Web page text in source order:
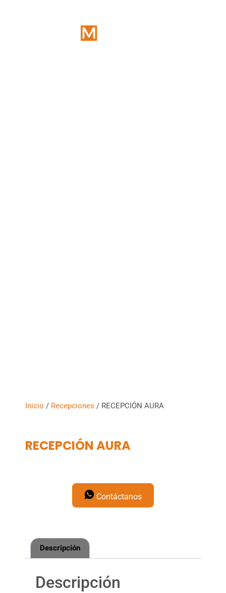
Inicio / Recepciones / RECEPCIÓN AURA
RECEPCIÓN AURA
Contáctanos
Descripción
Descripción